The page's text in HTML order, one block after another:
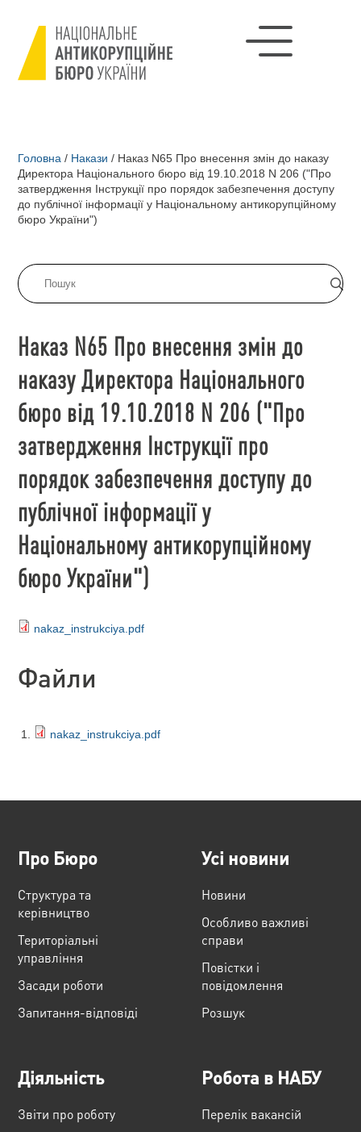
Головна / Накази / Наказ N65 Про внесення змін до наказу
Директора Національного бюро від 19.10.2018 N 206 ("Про
затвердження Інструкції про порядок забезпечення доступу
до публічної інформації у Національному антикорупційному
бюро України")
Наказ N65 Про внесення змін до
наказу Директора Національного
бюро від 19.10.2018 N 206 ("Про
затвердження Інструкції про
порядок забезпечення доступу до
публічної інформації у
Національному антикорупційному
бюро України")
nakaz_instrukciya.pdf
Файли
nakaz_instrukciya.pdf
Про Бюро
Структура та
керівництво
Територіальні
управління
Засади роботи
Запитання-відповіді
Усі новини
Новини
Особливо важливі
справи
Повістки і
повідомлення
Розшук
Діяльність
Звіти про роботу
Робота в НАБУ
Перелік вакансій